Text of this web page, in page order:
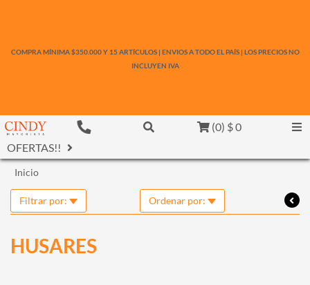
COMPRA MÍNIMA $350.000 Y 15 ARTÍCULOS | ENVIOS A TODO EL PAÍS | LOS PRECIOS NO
INCLUYEN IVA
(0) $ 0
OFERTAS!!
Inicio
Filtrar por: Ordenar por:
HUSARES